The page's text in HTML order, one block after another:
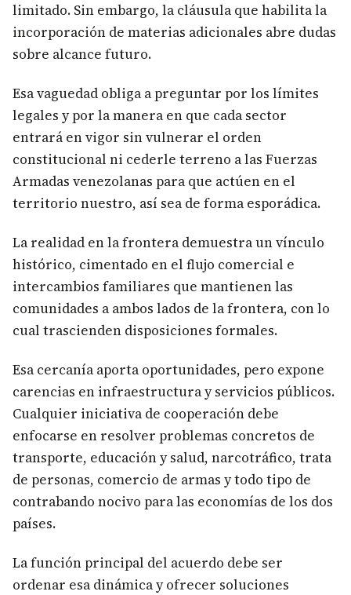
limitado. Sin embargo, la cláusula que habilita la
incorporación de materias adicionales abre dudas
sobre alcance futuro.
Esa vaguedad obliga a preguntar por los límites
legales y por la manera en que cada sector
entrará en vigor sin vulnerar el orden
constitucional ni cederle terreno a las Fuerzas
Armadas venezolanas para que actúen en el
territorio nuestro, así sea de forma esporádica.
La realidad en la frontera demuestra un vínculo
histórico, cimentado en el flujo comercial e
intercambios familiares que mantienen las
comunidades a ambos lados de la frontera, con lo
cual trascienden disposiciones formales.
Esa cercanía aporta oportunidades, pero expone
carencias en infraestructura y servicios públicos.
Cualquier iniciativa de cooperación debe
enfocarse en resolver problemas concretos de
transporte, educación y salud, narcotráfico, trata
de personas, comercio de armas y todo tipo de
contrabando nocivo para las economías de los dos
países.
La función principal del acuerdo debe ser
ordenar esa dinámica y ofrecer soluciones